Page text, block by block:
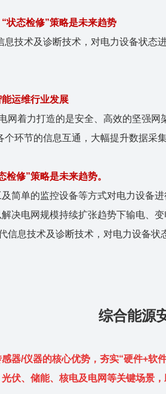
状态检修”策略是未来趋势
息技术及诊断技术，对电力设备状
运维行业发展
网着力打造的是安全、高效的坚强
环节的信息互通，大幅提升数据采
修”策略是未来趋势。
简单的监控设备等方式对电力设备
决电网规模持续扩张趋势下输电、变
信息技术及诊断技术，对电力设备
综合能源
器/仪器的核心优势，夯实“硬件+
伏、储能、核电及电网等关键场景